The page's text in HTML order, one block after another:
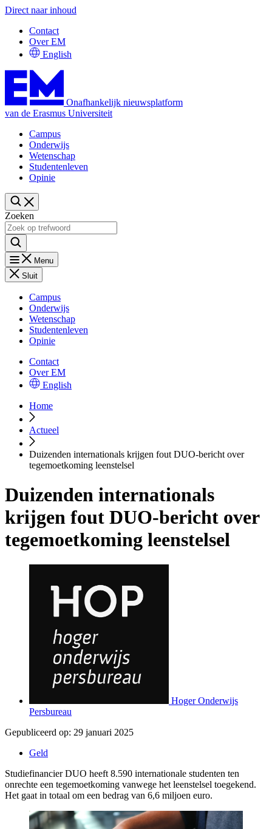
Direct naar inhoud
Contact
Over EM
English
Onafhankelijk nieuwsplatform
van de Erasmus Universiteit
Campus
Onderwijs
Wetenschap
Studentenleven
Opinie
Zoeken
Menu
Sluit
Campus
Onderwijs
Wetenschap
Studentenleven
Opinie
Contact
Over EM
English
Home
Actueel
Duizenden internationals krijgen fout DUO-bericht over
tegemoetkoming leenstelsel
Duizenden internationals
krijgen fout DUO-bericht over
tegemoetkoming leenstelsel
Hoger Onderwijs
Persbureau
Gepubliceerd op: 29 januari 2025
Geld
Studiefinancier DUO heeft 8.590 internationale studenten ten
onrechte een tegemoetkoming vanwege het leenstelsel toegekend.
Het gaat in totaal om een bedrag van 6,6 miljoen euro.